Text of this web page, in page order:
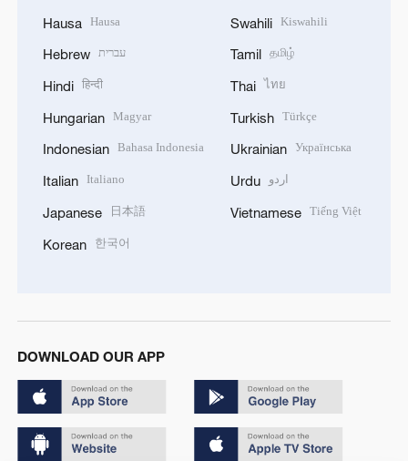
Hausa Hausa
Hebrew עברית
Hindi हिन्दी
Hungarian Magyar
Indonesian Bahasa Indonesia
Italian Italiano
Japanese 日本語
Korean 한국어
Swahili Kiswahili
Tamil தமிழ்
Thai ไทย
Turkish Türkçe
Ukrainian Українська
Urdu اردو
Vietnamese Tiếng Việt
DOWNLOAD OUR APP